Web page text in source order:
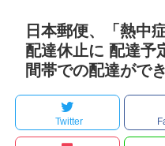
日本郵便、「熱中
配達休止に 配達予
間帯での配達がで
Twitter